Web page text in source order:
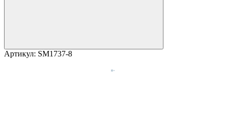
Артикул: SM1737-8